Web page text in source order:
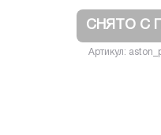
СНЯТО С
Артикул: